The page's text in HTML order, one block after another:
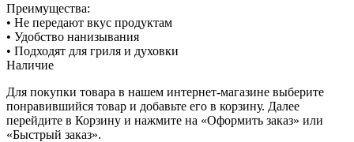
Преимущества:
• Не передают вкус продуктам
• Удобство нанизывания
• Подходят для гриля и духовки
Наличие
Для покупки товара в нашем интернет-магазине выберите
понравившийся товар и добавьте его в корзину. Далее
перейдите в Корзину и нажмите на «Оформить заказ» или
«Быстрый заказ».